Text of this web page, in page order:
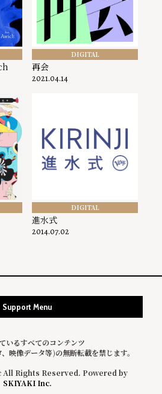
DIGITAL
再会
2021.04.14
DIGITAL
進水式
2014.07.02
Support Menu
いるすべてのコンテンツ
映像データ等)の無断転載を禁じます。
Rights Reserved. Powered by
SKIYAKI Inc.